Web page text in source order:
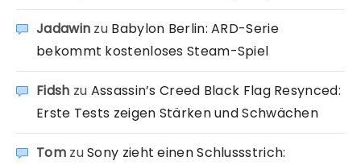
Jadawin zu Babylon Berlin: ARD-Serie
bekommt kostenloses Steam-Spiel
Fidsh zu Assassin’s Creed Black Flag Resynced:
Erste Tests zeigen Stärken und Schwächen
TomzuSony zieht einen Schlussstrich: